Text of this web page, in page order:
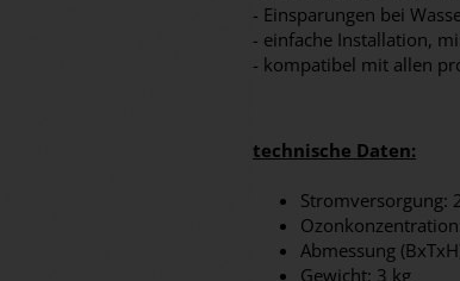
- Einsparungen bei
- einfache Installation,
- kompatibel mit allen
technische Daten:
Stromversorgung:
Abmessung
Gewicht: 3 kg